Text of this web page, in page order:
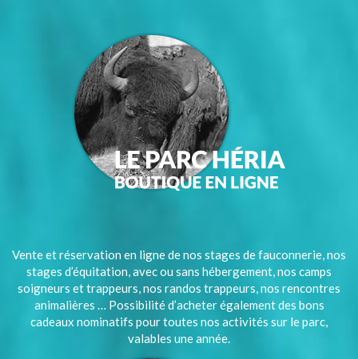
Vente et réservation en ligne de nos stages de fauconnerie, nos
stages d’équitation, avec ou sans hébergement, nos camps
soigneurs et trappeurs, nos randos trappeurs, nos rencontres
animalières … Possibilité d’acheter également des bons
cadeaux nominatifs pour toutes nos activités sur le parc,
valables une année.